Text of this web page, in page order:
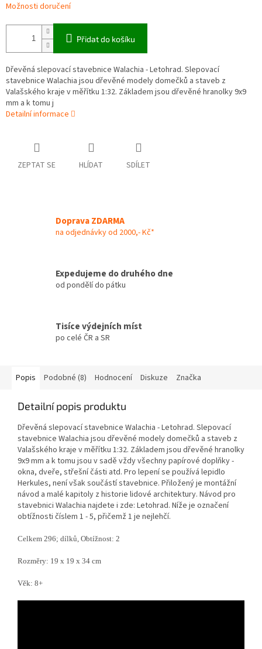
Možnosti doručení
Přidat do košíku
Dřevěná slepovací stavebnice Walachia - Letohrad. Slepovací
stavebnice Walachia jsou dřevěné modely domečků a staveb z
Valašského kraje v měřítku 1:32. Základem jsou dřevěné hranolky 9x9
mm a k tomu j
Detailní informace
ZEPTAT SE HLÍDAT SDÍLET
Doprava ZDARMA
na odjednávky od 2000,- Kč*
Expedujeme do druhého dne
od pondělí do pátku
Tisíce výdejních míst
po celé ČR a SR
Popis Podobné (8) Hodnocení Diskuze Značka
Detailní popis produktu
Dřevěná slepovací stavebnice Walachia - Letohrad. Slepovací
stavebnice Walachia jsou dřevěné modely domečků a staveb z
Valašského kraje v měřítku 1:32. Základem jsou dřevěné hranolky
9x9 mm a k tomu jsou v sadě vždy všechny papírové doplňky -
okna, dveře, střešní části atd. Pro lepení se používá lepidlo
Herkules, není však součástí stavebnice. Přiložený je montážní
návod a malé kapitoly z historie lidové architektury. Návod pro
stavebnici Walachia najdete i zde: Letohrad. Níže je označení
obtížnosti číslem 1 - 5, přičemž 1 je nejlehčí.
Celkem 296; dílků, Obtížnost: 2
Rozměry: 19 x 19 x 34 cm
Věk: 8+